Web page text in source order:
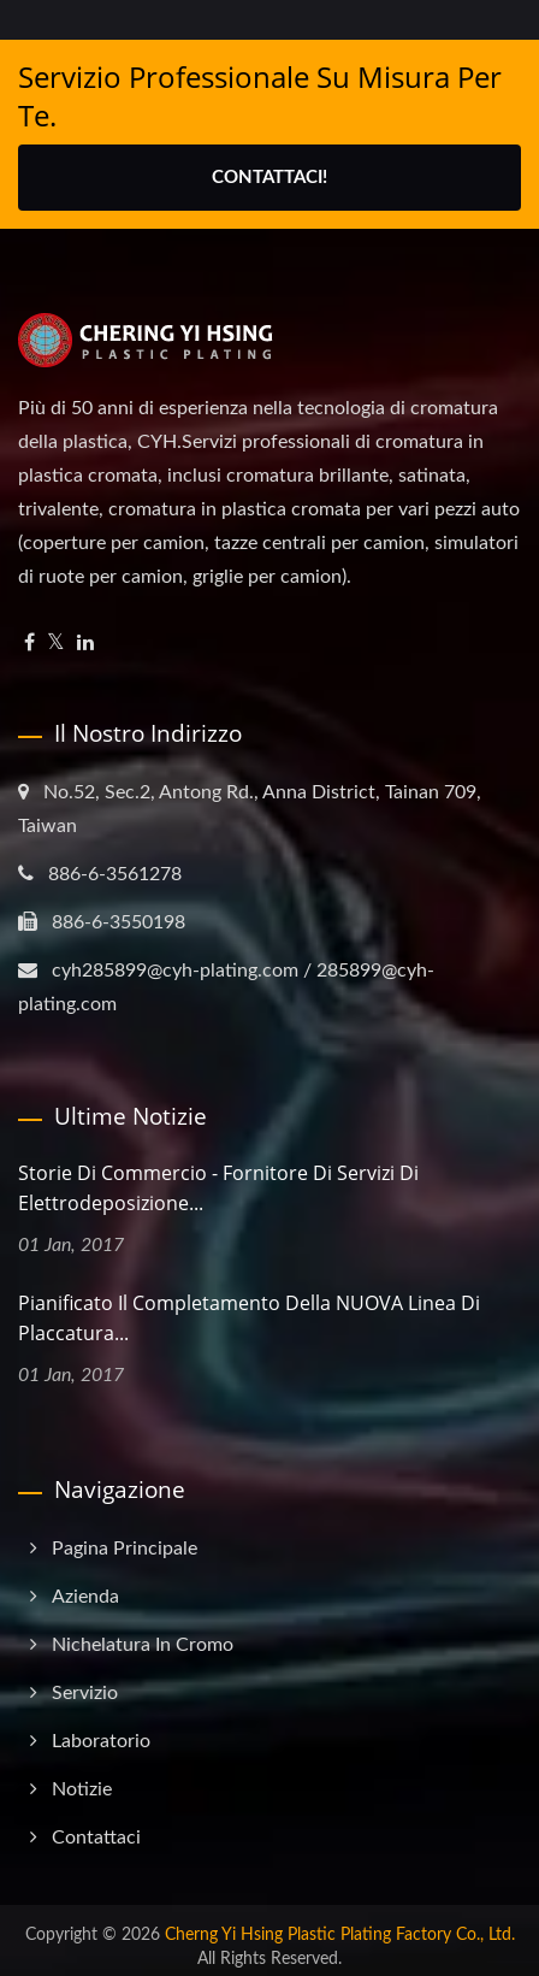
Servizio Professionale Su Misura Per
Te.
CONTATTACI!
Più di 50 anni di esperienza nella tecnologia di cromatura
della plastica, CYH.Servizi professionali di cromatura in
plastica cromata, inclusi cromatura brillante, satinata,
trivalente, cromatura in plastica cromata per vari pezzi auto
(coperture per camion, tazze centrali per camion, simulatori
di ruote per camion, griglie per camion).
Il Nostro Indirizzo
No.52, Sec.2, Antong Rd., Anna District, Tainan 709,
Taiwan
886-6-3561278
886-6-3550198
cyh285899@cyh-plating.com / 285899@cyh-
plating.com
Ultime Notizie
Storie Di Commercio - Fornitore Di Servizi Di
Elettrodeposizione...
01 Jan, 2017
Pianificato Il Completamento Della NUOVA Linea Di
Placcatura...
01 Jan, 2017
Navigazione
Pagina Principale
Azienda
Nichelatura In Cromo
Servizio
Laboratorio
Notizie
Contattaci
Copyright © 2026 Cherng Yi Hsing Plastic Plating Factory Co., Ltd.
All Rights Reserved.